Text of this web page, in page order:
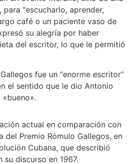
“escucharlo, aprender,
café o un paciente vaso de
su alegría por haber
del escritor, lo que le permitió
fue un “enorme escritor”
el sentido que le dio Antonio
actual en comparación con
del Premio Rómulo Gallegos, en
Cubana, que describió
su discurso en 1967.